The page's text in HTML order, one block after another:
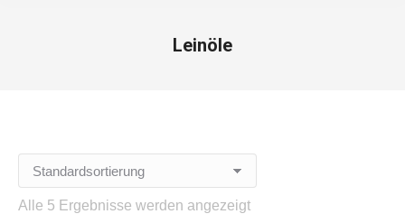
Leinöle
Alle 5 Ergebnisse werden angezeigt